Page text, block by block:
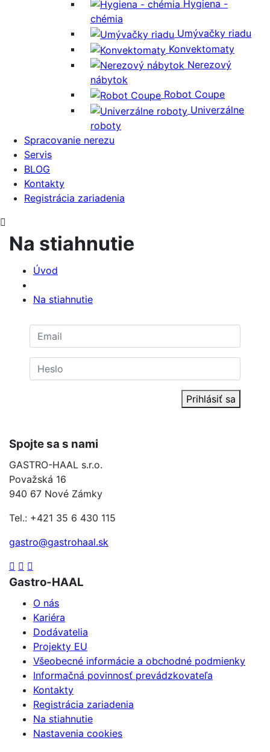
Hygiena -
chémia
Umývačky riadu
Konvektomaty
Nerezový
nábytok
Robot Coupe
Univerzálne
roboty
Spracovanie nerezu
Servis
BLOG
Kontakty
Registrácia zariadenia
Na stiahnutie
Úvod
Na stiahnutie
Prihlásiť sa
Spojte sa s nami
GASTRO-HAAL s.r.o.
Považská 16
940 67 Nové Zámky
Tel.: +421 35 6 430 115
gastro@gastrohaal.sk
Gastro-HAAL
O nás
Kariéra
Dodávatelia
Projekty EU
Všeobecné informácie a obchodné podmienky
Informačná povinnosť prevádzkovateľa
Kontakty
Registrácia zariadenia
Na stiahnutie
Nastavenia cookies